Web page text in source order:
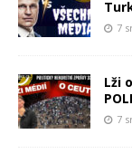
7
Lži
7